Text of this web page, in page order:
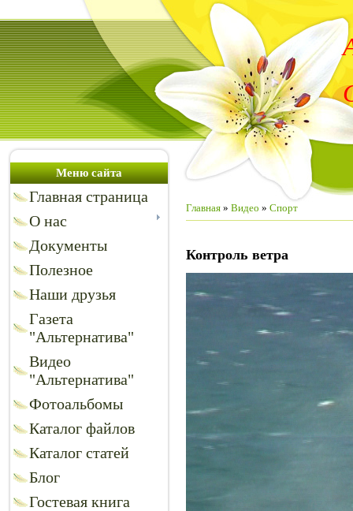
Меню сайта
Главная страница
О нас
Документы
Полезное
Наши друзья
Газета
"Альтернатива"
Видео
"Альтернатива"
Фотоальбомы
Каталог файлов
Каталог статей
Блог
Гостевая книга
Главная » Видео » Спорт
Контроль ветра